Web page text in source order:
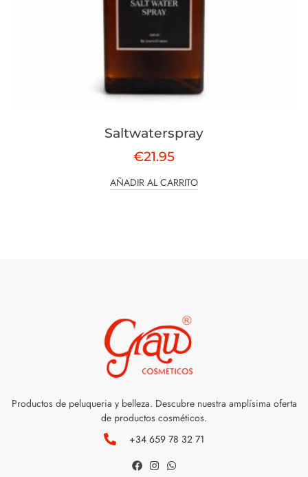
Saltwaterspray
€21.95
AÑADIR AL CARRITO
Productos de peluqueria y belleza. Descubre nuestra amplísima oferta
de productos cosméticos.
+34 659 78 32 71